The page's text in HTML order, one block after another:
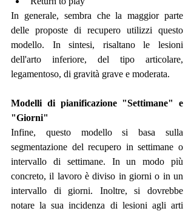
In generale, sembra che la maggior parte
delle proposte di recupero utilizzi questo
modello. In sintesi, risaltano le lesioni
dell'arto inferiore, del tipo articolare,
legamentoso, di gravità grave e moderata.
Modelli di pianificazione "Settimane" e
"Giorni"
Infine, questo modello si basa sulla
segmentazione del recupero in settimane o
intervallo di settimane. In un modo più
concreto, il lavoro è diviso in giorni o in un
intervallo di giorni. Inoltre, si dovrebbe
notare la sua incidenza di lesioni agli arti